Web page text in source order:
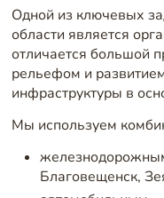
Одной из ключевых
области является
отличается большой
рельефом и
инфраструктуры в
Мы используем
Благовещенск,